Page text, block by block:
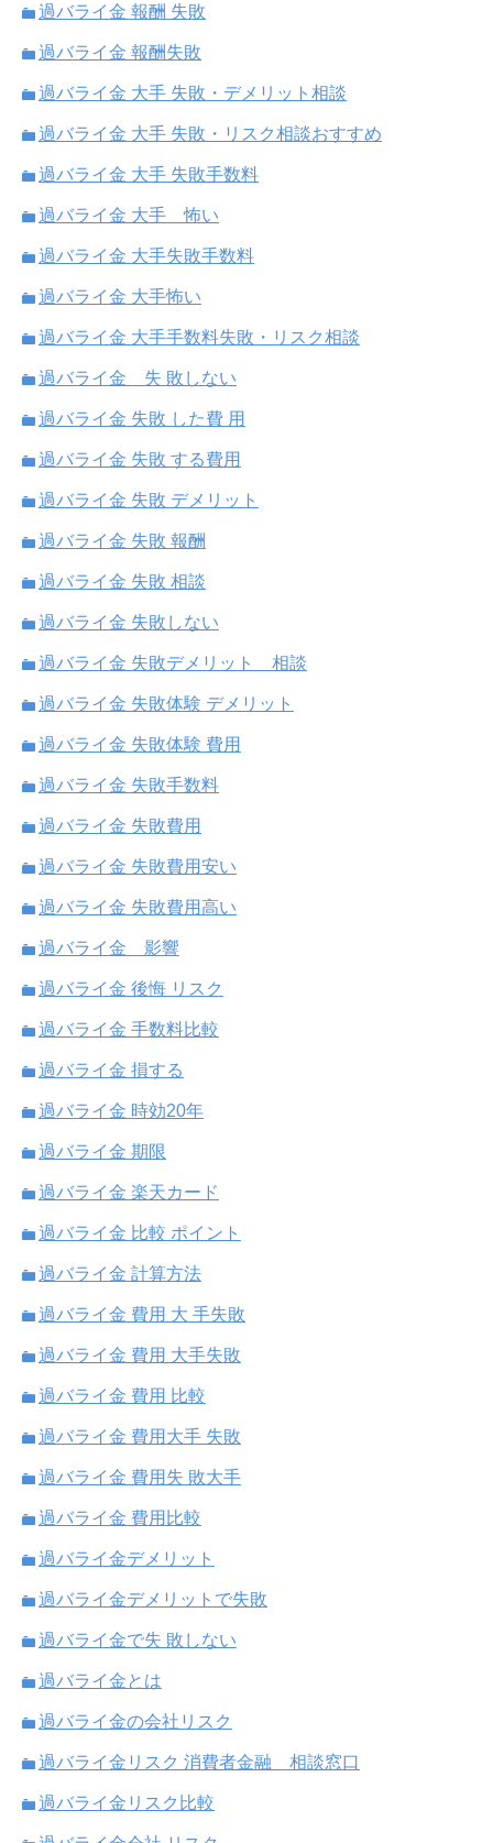
過バライ金 報酬 失敗
過バライ金 報酬失敗
過バライ金 大手 失敗・デメリット相談
過バライ金 大手 失敗・リスク相談おすすめ
過バライ金 大手 失敗手数料
過バライ金 大手 怖い
過バライ金 大手失敗手数料
過バライ金 大手怖い
過バライ金 大手手数料失敗・リスク相談
過バライ金 失 敗しない
過バライ金 失敗 した費 用
過バライ金 失敗 する費用
過バライ金 失敗 デメリット
過バライ金 失敗 報酬
過バライ金 失敗 相談
過バライ金 失敗しない
過バライ金 失敗デメリット 相談
過バライ金 失敗体験 デメリット
過バライ金 失敗体験 費用
過バライ金 失敗手数料
過バライ金 失敗費用
過バライ金 失敗費用安い
過バライ金 失敗費用高い
過バライ金 影響
過バライ金 後悔 リスク
過バライ金 手数料比較
過バライ金 損する
過バライ金 時効20年
過バライ金 期限
過バライ金 楽天カード
過バライ金 比較 ポイント
過バライ金 計算方法
過バライ金 費用 大 手失敗
過バライ金 費用 大手失敗
過バライ金 費用 比較
過バライ金 費用大手 失敗
過バライ金 費用失 敗大手
過バライ金 費用比較
過バライ金デメリット
過バライ金デメリットで失敗
過バライ金で失 敗しない
過バライ金とは
過バライ金の会社リスク
過バライ金リスク 消費者金融 相談窓口
過バライ金リスク比較